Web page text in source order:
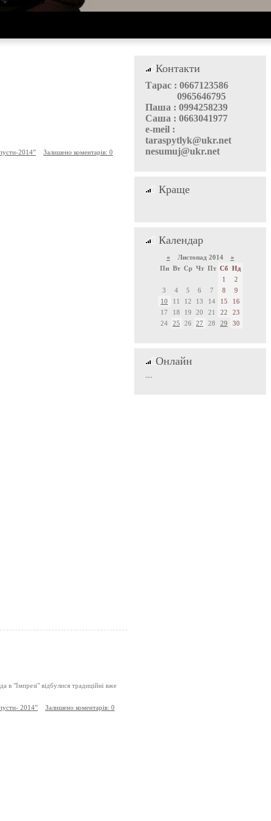
2014” Залишено коментарів: 0
в "Імпрезі" відбулися традиційні вже
2014” Залишено коментарів: 0
Контакти
Тарас : 0667123586
0965646795
Паша : 0994258239
Саша : 0663041977
e-meil :
taraspytlyk@ukr.net
nesumuj@ukr.net
Краще
Календар
« Листопад 2014 »
Пн Вт Ср Чт Пт Сб Нд
1
2
3
4 5 6 7 8
9
10
11 12 13 14 15
16
17
18 19 20 21 22
23
24
25 26 27 28 29 30
Онлайн
---